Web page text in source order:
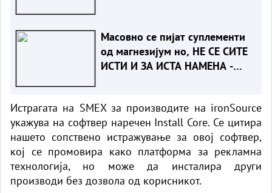
Масовно се пијат суплементи
од магнезијум но, НЕ СЕ СИТЕ
ИСТИ И ЗА ИСТА НАМЕНА -
Истрагата на SMEX за производите на ironSource
укажува на софтвер наречен Install Core. Се цитира
нашето сопствено истражување за овој софтвер,
кој се промовира како платформа за рекламна
технологија, но може да инсталира други
производи без дозвола од корисникот.